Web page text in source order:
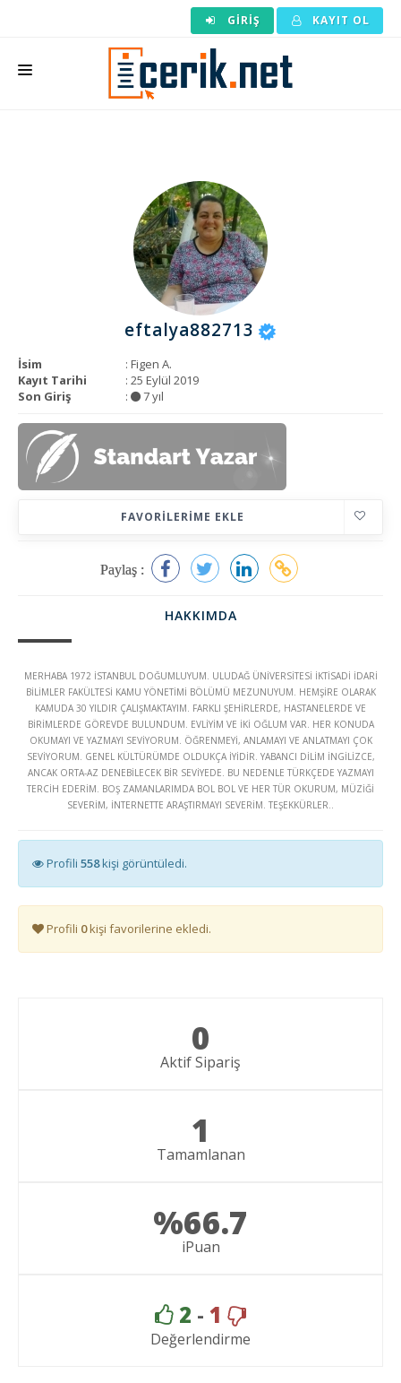
GIRIŞ KAYIT OL
KURUMSAL
eftalya882713
İsim
: Figen A.
Kayıt Tarihi
: 25 Eylül 2019
Son Giriş
: 7 yıl
FAVORILERIME EKLE
Paylaş :
HAKKIMDA
MERHABA 1972 İSTANBUL DOĞUMLUYUM. ULUDAĞ ÜNİVERSİTESİ İKTİSADİ İDARİ
BİLİMLER FAKÜLTESİ KAMU YÖNETİMİ BÖLÜMÜ MEZUNUYUM. HEMŞİRE OLARAK
KAMUDA 30 YILDIR ÇALIŞMAKTAYIM. FARKLI ŞEHİRLERDE, HASTANELERDE VE
BİRİMLERDE GÖREVDE BULUNDUM. EVLİYİM VE İKİ OĞLUM VAR. HER KONUDA
OKUMAYI VE YAZMAYI SEVİYORUM. ÖĞRENMEYİ, ANLAMAYI VE ANLATMAYI ÇOK
SEVİYORUM. GENEL KÜLTÜRÜMDE OLDUKÇA İYİDİR. YABANCI DİLİM İNGİLİZCE,
ANCAK ORTA-AZ DENEBİLECEK BİR SEVİYEDE. BU NEDENLE TÜRKÇEDE YAZMAYI
TERCİH EDERİM. BOŞ ZAMANLARIMDA BOL BOL VE HER TÜR OKURUM, MÜZİĞİ
SEVERİM, İNTERNETTE ARAŞTIRMAYI SEVERİM. TEŞEKKÜRLER..
Profili 558kişi görüntüledi.
Profili 0kişi favorilerine ekledi.
0
Aktif Sipariş
1
Tamamlanan
%66.7
iPuan
2 - 1
Değerlendirme